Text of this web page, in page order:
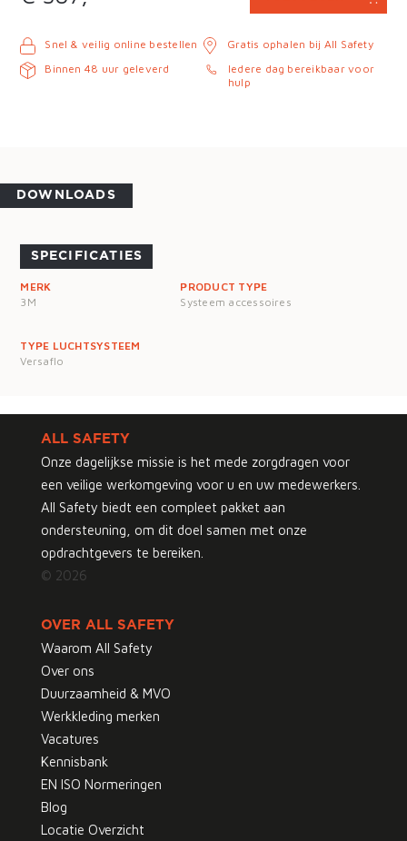
Snel & veilig online bestellen
Binnen 48 uur geleverd
Gratis ophalen bij All Safety
Iedere dag bereikbaar voor
hulp
DOWNLOADS
SPECIFICATIES
MERK
3M
PRODUCT TYPE
Systeem accessoires
TYPE LUCHTSYSTEEM
Versaflo
ALL SAFETY
Onze dagelijkse missie is het mede zorgdragen voor
een veilige werkomgeving voor u en uw medewerkers.
All Safety biedt een compleet pakket aan
ondersteuning, om dit doel samen met onze
opdrachtgevers te bereiken.
© 2026
OVER ALL SAFETY
Waarom All Safety
Over ons
Duurzaamheid & MVO
Werkkleding merken
Vacatures
Kennisbank
EN ISO Normeringen
Blog
Locatie Overzicht